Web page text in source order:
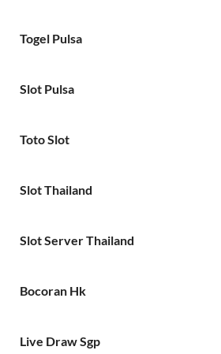
Togel Pulsa
Slot Pulsa
Toto Slot
Slot Thailand
Slot Server Thailand
Bocoran Hk
Live Draw Sgp